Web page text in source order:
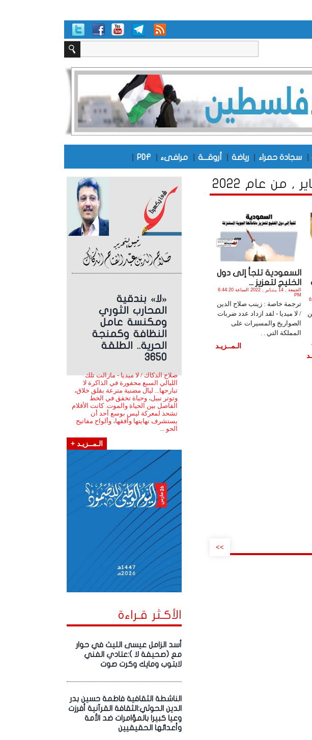
سجادة حمراء رياضة أروقـــة مرافىء PDF
«لا» بندقية
المحارب الثوري
ومكنسة عامل
النظافة وكمنجة
الحرية.. الطلقة
3650
صلاح الدكاك / لا ميديا - مازالت تلك
الليالي السبع محفورة في الذاكرة لا
تبارحها... ليال مضنية مترعة بقلق خلاق،
وتوتر نبيل، وحياة تخفق في الخط
الفاصل بين الحياة والموت. كانت الأقلام
تشحذ لمعركة ليس بوسع أحد أن
يستشرف نهايتها وأفقها، وألواح مفاتيح
الحو ...
الـمــزيـد +
الأكـثر قـراءة
أسد الزامل عيسى الليث في حوار
مع (صحيفة لا ):عتادي الفني
لابتوب ومايك وكرت صوت
الناشطة الثقافية فاطمة حسين بدر
الدين الحوثي:الثقافة القرآنية أفرزت
وعيا كبيرا بالمؤامرات ضد الأمة
وأعدائها الحقيقيين
, من عام 2022
السعودية تلجأ إلى دول
الخليج لتعزيز ...
الجمعة , 14 يـنـاير , 2022 الساعة 6:44:20
PM
ترجمة خاصة : زينب صلاح الدين
/ لا ميديا - لقد ازداد عدد ضربات
الصواريخ والمسيرات على
المملكة التي . .
الـمــزيـد
>>